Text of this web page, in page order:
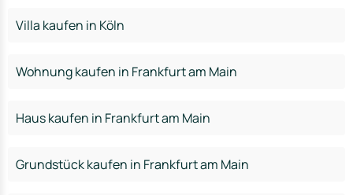
Villa kaufen in Köln
Wohnung kaufen in Frankfurt am Main
Haus kaufen in Frankfurt am Main
Grundstück kaufen in Frankfurt am Main